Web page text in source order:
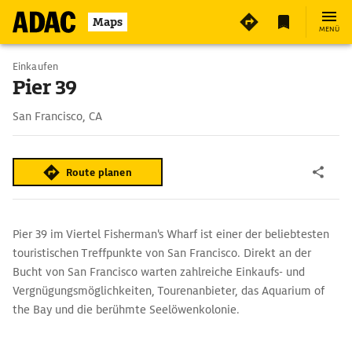
Maps MENÜ
Einkaufen
Pier 39
San Francisco, CA
Route planen
Pier 39 im Viertel Fisherman's Wharf ist einer der beliebtesten
touristischen Treffpunkte von San Francisco. Direkt an der
Bucht von San Francisco warten zahlreiche Einkaufs- und
Vergnügungsmöglichkeiten, Tourenanbieter, das Aquarium of
the Bay und die berühmte Seelöwenkolonie.